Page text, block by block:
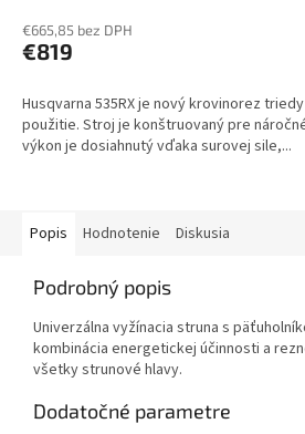
€665,85 bez DPH
€819
Husqvarna 535RX je nový krovinorez
použitie. Stroj je konštruovaný pre
výkon je dosiahnutý vďaka surovej sile,...
Popis Hodnotenie Diskusia
Podrobný popis
Univerzálna vyžínacia struna s
kombinácia energetickej účinnosti a
všetky strunové hlavy.
Dodatočné parametre